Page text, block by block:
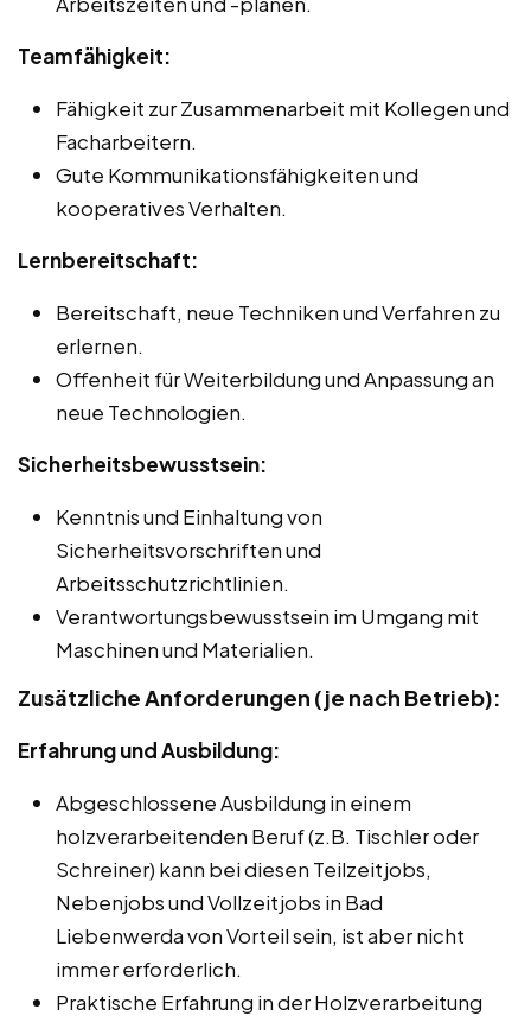
Teamfähigkeit:
Fähigkeit zur Zusammenarbeit mit Kollegen und
Facharbeitern.
Gute Kommunikationsfähigkeiten und
kooperatives Verhalten.
Lernbereitschaft:
Bereitschaft, neue Techniken und Verfahren zu
erlernen.
Offenheit für Weiterbildung und Anpassung an
neue Technologien.
Sicherheitsbewusstsein:
Kenntnis und Einhaltung von
Sicherheitsvorschriften und
Arbeitsschutzrichtlinien.
Verantwortungsbewusstsein im Umgang mit
Maschinen und Materialien.
Zusätzliche Anforderungen (je nach Betrieb):
Erfahrung und Ausbildung:
Abgeschlossene Ausbildung in einem
holzverarbeitenden Beruf (z.B. Tischler oder
Schreiner) kann bei diesen Teilzeitjobs,
Nebenjobs und Vollzeitjobs in Bad
Liebenwerda von Vorteil sein, ist aber nicht
immer erforderlich.
Praktische Erfahrung in der Holzverarbeitung